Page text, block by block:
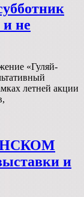
и не
«Гуляй-
летней акции
и